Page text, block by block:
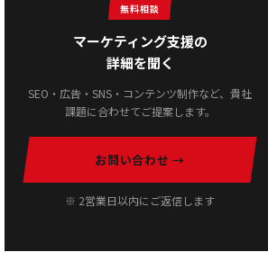
無料相談
マーケティング支援の
詳細を聞く
SEO・広告・SNS・コンテンツ制作など、貴社
課題に合わせてご提案します。
お問い合わせ →
※ 2営業日以内にご返信します